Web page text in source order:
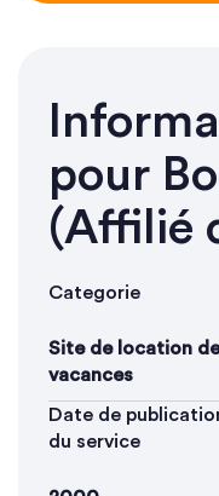
pour
(Affilié
Categorie
Site de location de
vacances
Date de
du service